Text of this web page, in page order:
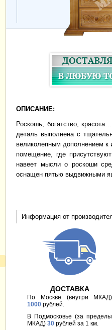
ОПИСАНИЕ:
Роскошь, богатство,
деталь выполнена с
великолепным дополнением к
помещение, где
навеет мысли о роскоши
оснащен пятью выдвижными
Информация от
ДОСТАВКА
По Москве (внутри МКАД)
1000 рублей.
В Подмосковье (за пределы
МКАД)30 рублей за 1 км.